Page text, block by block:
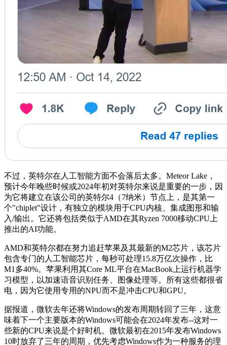
不过，英特尔在人工智能方面不会落后太多。Meteor Lake，
预计今年晚些时候或2024年初对英特尔来说是重要的一步，因
为它将建立在该公司的英特尔4（7纳米）节点上，是其第一
个"chiplet"设计，有独立的模块用于CPU内核、集成图形和输
入/输出。它还将包括类似于AMD在其Ryzen 7000移动CPU上
推出的AI功能。
AMD和英特尔都在努力追赶苹果及其最新的M2芯片，该芯片
包含专门的人工智能芯片，每秒可处理15.8万亿次操作，比
M1多40%。苹果利用其Core ML平台在MacBook上运行机器学
习模型，以加速语音识别任务、图像处理等。所有这些都很省
电，因为它使用专用的NPU而不是冲击CPU和GPU。
据报道，微软去年还将Windows的发布周期转回了三年，这意
味着下一个主要版本的Windows可能会在2024年发布--这对一
些新的CPU来说是个好时机。微软最初在2015年发布Windows
10时放弃了三年的周期，优先考虑Windows作为一种服务的理